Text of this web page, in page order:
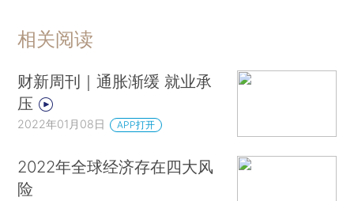
相关阅读
财新周刊｜通胀渐缓 就业承
压
2022年01月08日 APP打开
2022年全球经济存在四大风
险